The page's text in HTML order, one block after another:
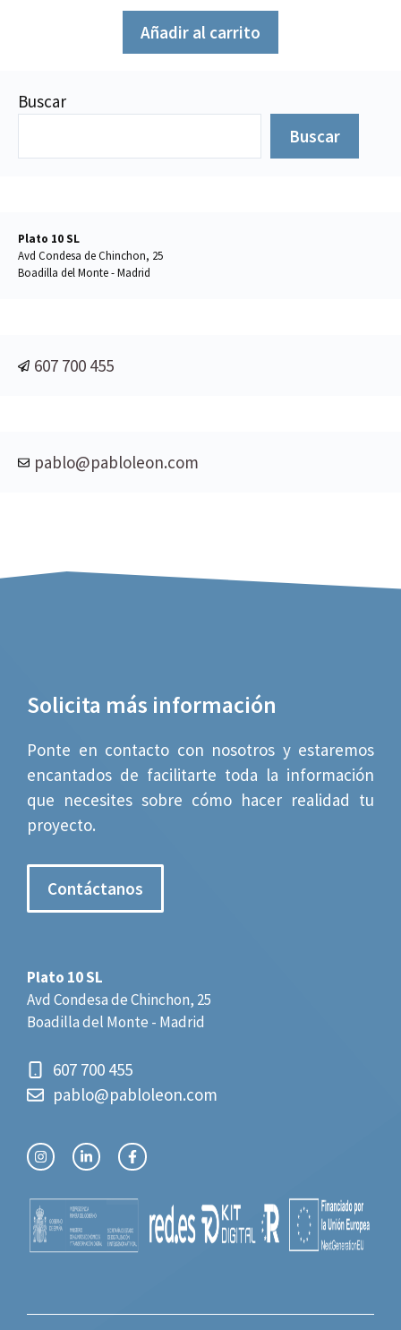
Añadir al carrito
Buscar
Buscar
Plato 10 SL
Avd Condesa de Chinchon, 25
Boadilla del Monte - Madrid
607 700 455
pablo@pabloleon.com
Solicita más información
Ponte en contacto con nosotros y estaremos
encantados de facilitarte toda la información
que necesites sobre cómo hacer realidad tu
proyecto.
Contáctanos
Plato 10 SL
Avd Condesa de Chinchon, 25
Boadilla del Monte - Madrid
607 700 455
pablo@pabloleon.com